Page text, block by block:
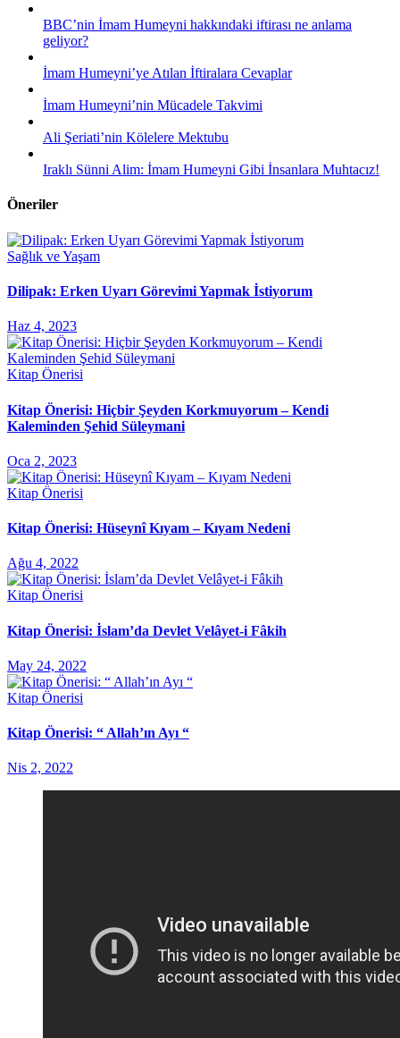
BBC’nin İmam Humeyni hakkındaki iftirası ne anlama
geliyor?
İmam Humeyni’ye Atılan İftiralara Cevaplar
İmam Humeyni’nin Mücadele Takvimi
Ali Şeriati’nin Kölelere Mektubu
Iraklı Sünni Alim: İmam Humeyni Gibi İnsanlara Muhtacız!
Öneriler
Sağlık ve Yaşam
Dilipak: Erken Uyarı Görevimi Yapmak İstiyorum
Haz 4, 2023
Kitap Önerisi
Kitap Önerisi: Hiçbir Şeyden Korkmuyorum – Kendi
Kaleminden Şehid Süleymani
Oca 2, 2023
Kitap Önerisi
Kitap Önerisi: Hüseynî Kıyam – Kıyam Nedeni
Ağu 4, 2022
Kitap Önerisi
Kitap Önerisi: İslam’da Devlet Velâyet-i Fâkih
May 24, 2022
Kitap Önerisi
Kitap Önerisi: “ Allah’ın Ayı “
Nis 2, 2022